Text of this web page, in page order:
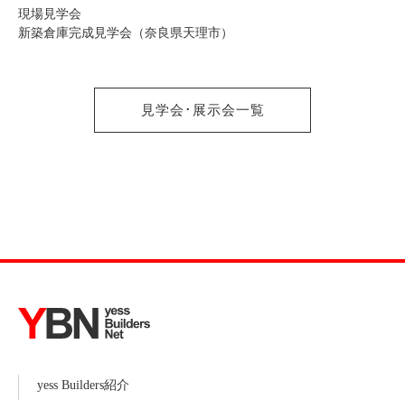
現場見学会
新築倉庫完成見学会（奈良県天理市）
見学会･展示会一覧
yess Builders紹介